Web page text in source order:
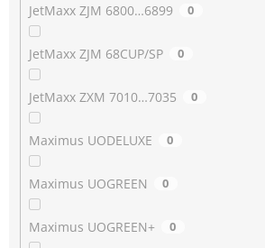
JetMaxx ZJM 6800…6899 0
JetMaxx ZJM 68CUP/SP 0
JetMaxx ZXM 7010…7035 0
Maximus UODELUXE 0
Maximus UOGREEN 0
Maximus UOGREEN+ 0